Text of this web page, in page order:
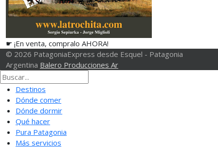
☛ ¡En venta, compralo AHORA!
© 2026 PatagoniaExpress desde Esquel - Patagonia
Argentina Balero Producciones Ar
Destinos
Dónde comer
Dónde dormir
Qué hacer
Pura Patagonia
Más servicios